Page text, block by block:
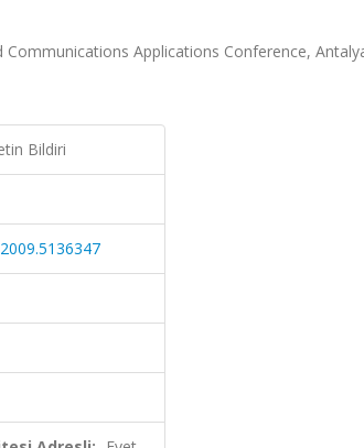
Communications Applications Conference,
Bildiri